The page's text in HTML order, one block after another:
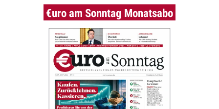
€uro am Sonntag Monatsabo